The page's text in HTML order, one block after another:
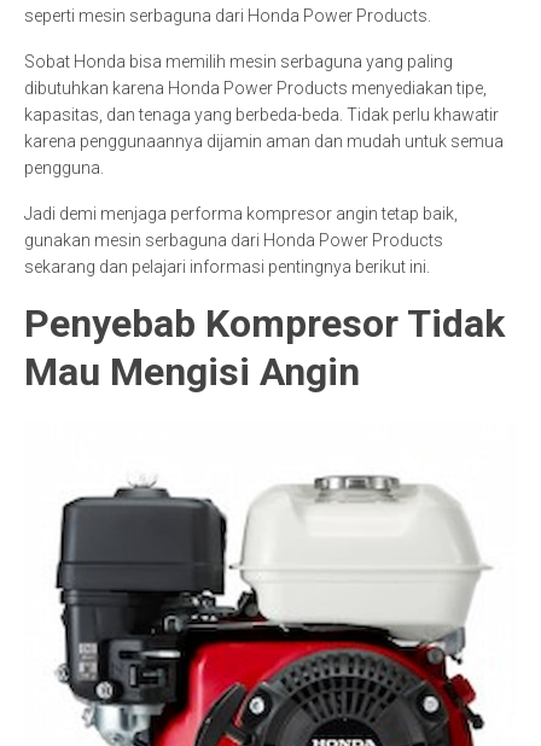
seperti mesin serbaguna dari Honda Power Products.
Sobat Honda bisa memilih mesin serbaguna yang paling
dibutuhkan karena Honda Power Products menyediakan tipe,
kapasitas, dan tenaga yang berbeda-beda. Tidak perlu khawatir
karena penggunaannya dijamin aman dan mudah untuk semua
pengguna.
Jadi demi menjaga performa kompresor angin tetap baik,
gunakan mesin serbaguna dari Honda Power Products
sekarang dan pelajari informasi pentingnya berikut ini.
Penyebab Kompresor Tidak
Mau Mengisi Angin